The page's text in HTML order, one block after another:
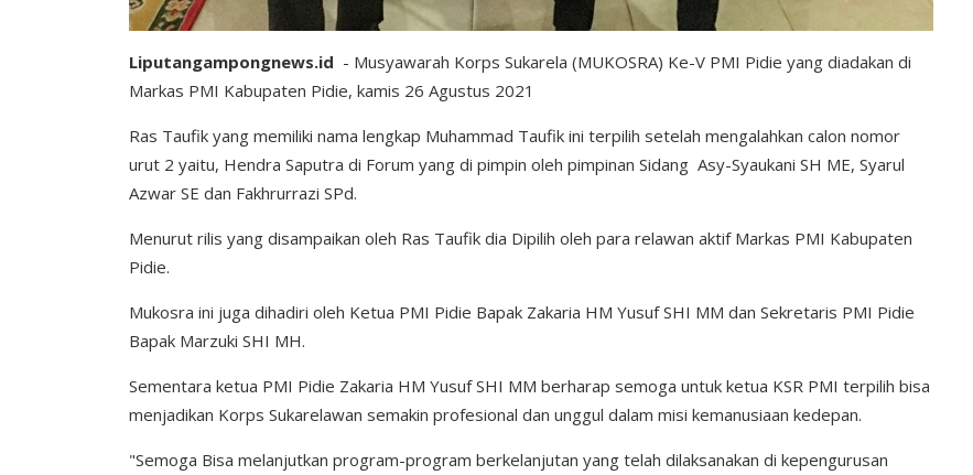
Liputangampongnews.id - Musyawarah Korps Sukarela (MUKOSRA) Ke-V PMI Pidie yang diadakan di
Markas PMI Kabupaten Pidie, kamis 26 Agustus 2021
Ras Taufik yang memiliki nama lengkap Muhammad Taufik ini terpilih setelah mengalahkan calon nomor
urut 2 yaitu, Hendra Saputra di Forum yang di pimpin oleh pimpinan Sidang Asy-Syaukani SH ME, Syarul
Azwar SE dan Fakhrurrazi SPd.
Menurut rilis yang disampaikan oleh Ras Taufik dia Dipilih oleh para relawan aktif Markas PMI Kabupaten
Pidie.
Mukosra ini juga dihadiri oleh Ketua PMI Pidie Bapak Zakaria HM Yusuf SHI MM dan Sekretaris PMI Pidie
Bapak Marzuki SHI MH.
Sementara ketua PMI Pidie Zakaria HM Yusuf SHI MM berharap semoga untuk ketua KSR PMI terpilih bisa
menjadikan Korps Sukarelawan semakin profesional dan unggul dalam misi kemanusiaan kedepan.
"Semoga Bisa melanjutkan program-program berkelanjutan yang telah dilaksanakan di kepengurusan